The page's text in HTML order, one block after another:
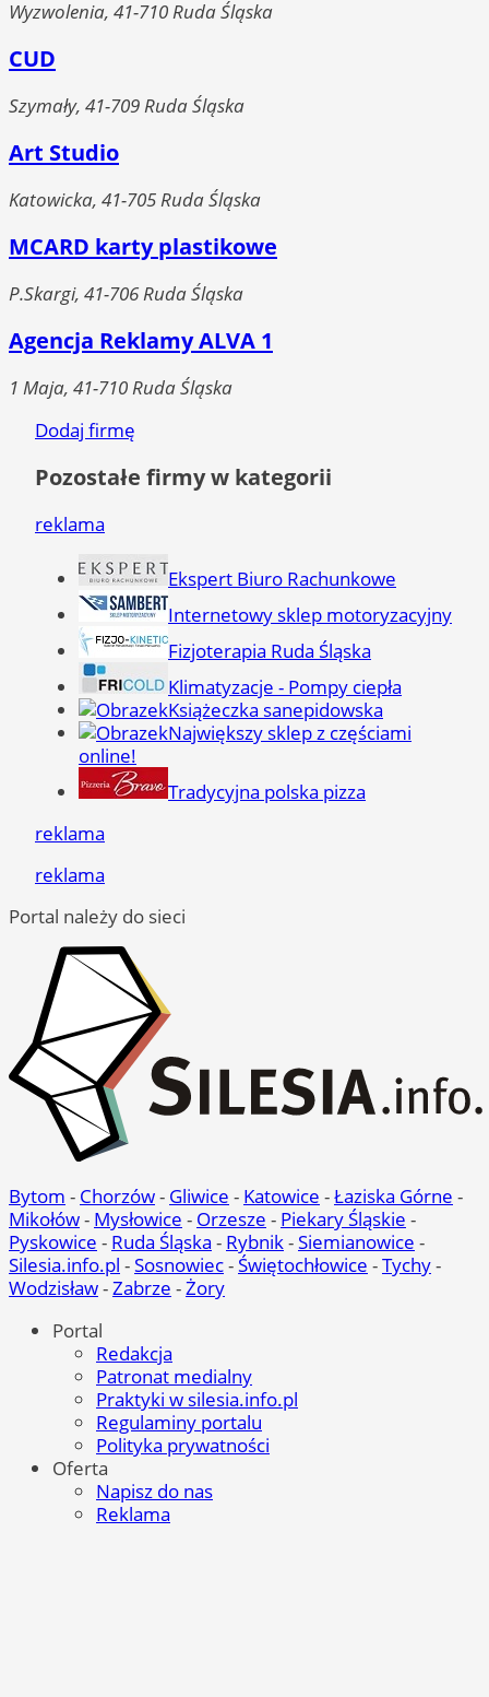
Wyzwolenia, 41-710 Ruda Śląska
CUD
Szymały, 41-709 Ruda Śląska
Art Studio
Katowicka, 41-705 Ruda Śląska
MCARD karty plastikowe
P.Skargi, 41-706 Ruda Śląska
Agencja Reklamy ALVA 1
1 Maja, 41-710 Ruda Śląska
Dodaj firmę
Pozostałe firmy w kategorii
reklama
Ekspert Biuro Rachunkowe
Internetowy sklep motoryzacyjny
Fizjoterapia Ruda Śląska
Klimatyzacje - Pompy ciepła
Książeczka sanepidowska
Największy sklep z częściami
online!
Tradycyjna polska pizza
reklama
reklama
Portal należy do sieci
Bytom - Chorzów- Gliwice - Katowice -Łaziska Górne -
Mikołów- Mysłowice - Orzesze - Piekary Śląskie -
Pyskowice - Ruda Śląska - Rybnik-Siemianowice -
Silesia.info.pl -Sosnowiec-Świętochłowice -Tychy-
Wodzisław-Zabrze -Żory
Portal
Redakcja
Patronat medialny
Praktyki w silesia.info.pl
Regulaminy portalu
Polityka prywatności
Oferta
Napisz do nas
Reklama